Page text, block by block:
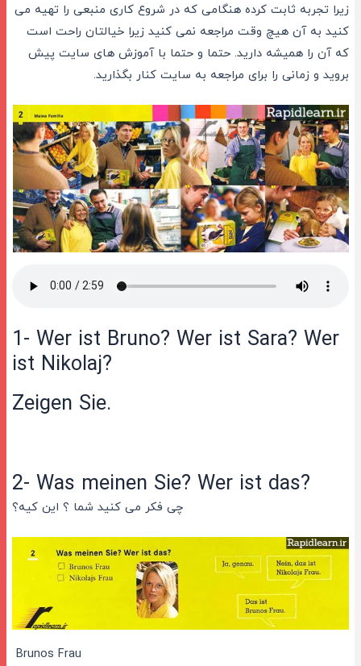
زیرا تجربه ثابت کرده هنگامی که در شروع کاری منبعی را تهیه می
کنید به آن هیچ وقت مراجعه نمی کنید زیرا خیالتان راحت است
که آن را همیشه دارید. حتما و حتما با آموزش های سایت پیش
بروید و زمانی را برای مراجعه به سایت کنار بگذارید.
1- Wer ist Bruno? Wer ist Sara? Wer
ist Nikolaj?
Zeigen Sie.
2- Was meinen Sie? Wer ist das?
چی فکر می کنید شما ؟ این کیه؟
Brunos Frau